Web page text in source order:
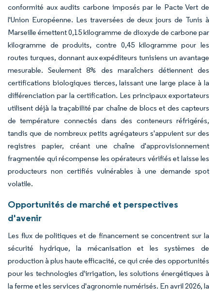
conformité aux audits carbone imposés par le Pacte Vert de
l'Union Européenne. Les traversées de deux jours de Tunis à
Marseille émettent 0,15 kilogramme de dioxyde de carbone par
kilogramme de produits, contre 0,45 kilogramme pour les
routes turques, donnant aux expéditeurs tunisiens un avantage
mesurable. Seulement 8% des maraîchers détiennent des
certifications biologiques tierces, laissant une large place à la
différenciation par la certification. Les principaux exportateurs
utilisent déjà la traçabilité par chaîne de blocs et des capteurs
de température connectés dans des conteneurs réfrigérés,
tandis que de nombreux petits agrégateurs s'appuient sur des
registres papier, créant une chaîne d'approvisionnement
fragmentée qui récompense les opérateurs vérifiés et laisse les
producteurs non certifiés vulnérables à une demande spot
volatile.
Opportunités de marché et perspectives
d'avenir
Les flux de politiques et de financement se concentrent sur la
sécurité hydrique, la mécanisation et les systèmes de
production à plus haute efficacité, ce qui crée des opportunités
pour les technologies d'irrigation, les solutions énergétiques à
la ferme et les services d'agronomie numérisés. En avril 2026, la